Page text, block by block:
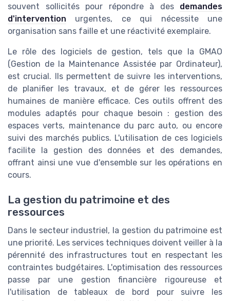
souvent sollicités pour répondre à des demandes
d'intervention urgentes, ce qui nécessite une
organisation sans faille et une réactivité exemplaire.
Le rôle des logiciels de gestion, tels que la GMAO
(Gestion de la Maintenance Assistée par Ordinateur),
est crucial. Ils permettent de suivre les interventions,
de planifier les travaux, et de gérer les ressources
humaines de manière efficace. Ces outils offrent des
modules adaptés pour chaque besoin : gestion des
espaces verts, maintenance du parc auto, ou encore
suivi des marchés publics. L'utilisation de ces logiciels
facilite la gestion des données et des demandes,
offrant ainsi une vue d'ensemble sur les opérations en
cours.
La gestion du patrimoine et des
ressources
Dans le secteur industriel, la gestion du patrimoine est
une priorité. Les services techniques doivent veiller à la
pérennité des infrastructures tout en respectant les
contraintes budgétaires. L'optimisation des ressources
passe par une gestion financière rigoureuse et
l'utilisation de tableaux de bord pour suivre les